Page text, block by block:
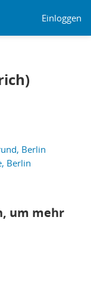
Einloggen
Berlin
Berlin
um mehr